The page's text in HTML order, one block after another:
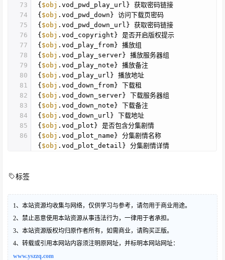
73
74
75
76
77
78
79
80
81
82
83
84
85
86
{$obj .vod_pwd_play_url} 获取密码链接
{$obj .vod_pwd_down} 访问下载页密码
{$obj .vod_pwd_down_url} 获取密码链接
{$obj .vod_copyright} 是否开启版权提示
{$obj .vod_play_from} 播放组
{$obj .vod_play_server} 播放服务器组
{$obj .vod_play_note} 播放备注
{$obj .vod_play_url} 播放地址
{$obj .vod_down_from} 下载租
{$obj .vod_down_server} 下载服务器组
{$obj .vod_down_note} 下载备注
{$obj .vod_down_url} 下载地址
{$obj .vod_plot} 是否包含分集剧情
{$obj .vod_plot_name} 分集剧情名称
{$obj .vod_plot_detail} 分集剧情详情
标签
1、本站资源均收集与网络，仅供学习与参考，请勿用于商业用途。
2、禁止恶意使用本站资源从事违法行为，一律用于者承担。
3、本站资源版权均归原作者所有，如需商业，请购买正版。
4、转载或引用本网站内容须注明原网址，并标明本网站网址：
www.yszzq.com